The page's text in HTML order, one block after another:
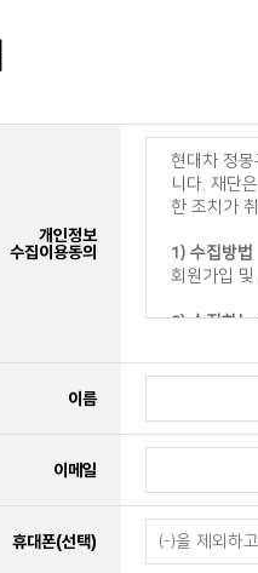
개인정보
수집이용동의
현대차 정
니다. 재단
한 조치가
1) 수집방법
회원가입
2) 수집하는
② 선택 : 휴
4) 보유 및
① 재단은 수
이름
이메일
휴대폰(선택)